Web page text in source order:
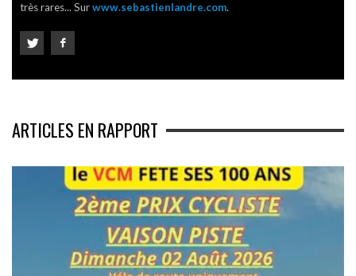
très rares... Surwww.sebastienlandre.com.
ARTICLES EN RAPPORT